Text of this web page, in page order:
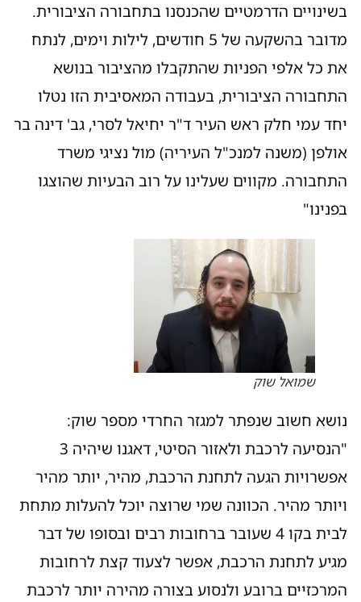
בשינויים הדרמטיים שהכנסנו בתחבורה הציבורית.
מדובר בהשקעה של 5 חודשים, לילות וימים, לנתח
את כל אלפי הפניות שהתקבלו מהציבור בנושא
התחבורה הציבורית, בעבודה המאסיבית הזו נטלו
יחד עמי חלק ראש העיר ד"ר יחיאל לסרי, גב' דינה בר
אולפן (משנה למנכ"ל העיריה) מול נציגי משרד
התחבורה. מקווים שעלינו על רוב הבעיות שהוצגו
בפנינו"
שמואל שוק
נושא חשוב שנפתר למגזר החרדי מספר שוק:
"הנסיעה לרכבת ולאזור הסיטי, דאגנו שיהיה 3
אפשרויות הגעה לתחנת הרכבת, מהיר, יותר מהיר
ויותר מהיר. הכוונה שמי שרוצה יוכל להעלות מתחת
לבית בקו 4 שעובר ברחובות רבים ובסופו של דבר
מגיע לתחנת הרכבת, אפשר לצעוד קצת לרחובות
המרכזיים ברובע ולנסוע בצורה מהירה יותר לרכבת